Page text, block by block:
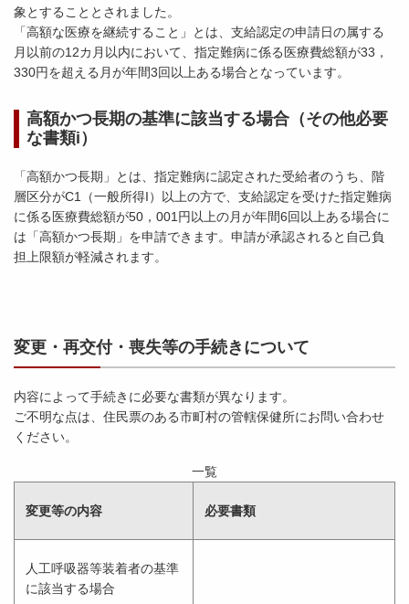
象とすることとされました。
「高額な医療を継続すること」とは、支給認定の申請日の属する
月以前の12カ月以内において、指定難病に係る医療費総額が33，
330円を超える月が年間3回以上ある場合となっています。
高額かつ長期の基準に該当する場合（その他必要
な書類i）
「高額かつ長期」とは、指定難病に認定された受給者のうち、階
層区分がC1（一般所得I）以上の方で、支給認定を受けた指定難病
に係る医療費総額が50，001円以上の月が年間6回以上ある場合に
は「高額かつ長期」を申請できます。申請が承認されると自己負
担上限額が軽減されます。
変更・再交付・喪失等の手続きについて
内容によって手続きに必要な書類が異なります。
ご不明な点は、住民票のある市町村の管轄保健所にお問い合わせ
ください。
一覧
変更等の内容 必要書類
人工呼吸器等装着者の基準
に該当する場合